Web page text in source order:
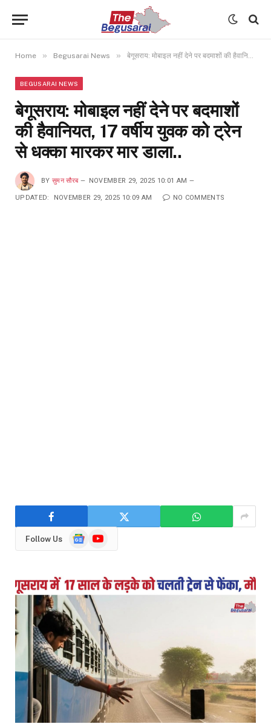
Home » Begusarai News » बेगूसराय: मोबाइल नहीं देने पर बदमाशों की हैवानियत, 17 वर्षीय युवक को ट्रेन से धक्का मारकर मार डाला..
BEGUSARAI NEWS
बेगूसराय: मोबाइल नहीं देने पर बदमाशों
की हैवानियत, 17 वर्षीय युवक को ट्रेन
से धक्का मारकर मार डाला..
BY सुमन सौरब NOVEMBER 29, 2025 10:01 AM
UPDATED: NOVEMBER 29, 2025 10:09 AM NO COMMENTS
Follow Us
GoogleYouTube